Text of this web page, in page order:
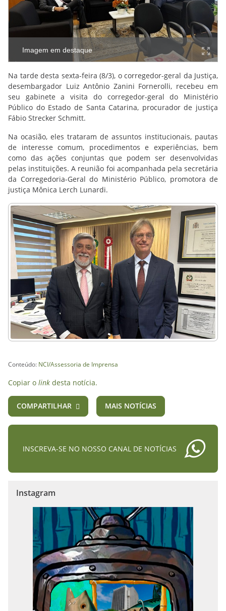
Imagem em destaque
Na tarde desta sexta-feira (8/3), o corregedor-geral da Justiça,
desembargador Luiz Antônio Zanini Fornerolli, recebeu em
seu gabinete a visita do corregedor-geral do Ministério
Público do Estado de Santa Catarina, procurador de justiça
Fábio Strecker Schmitt.
Na ocasião, eles trataram de assuntos institucionais, pautas
de interesse comum, procedimentos e experiências, bem
como das ações conjuntas que podem ser desenvolvidas
pelas instituições. A reunião foi acompanhada pela secretária
da Corregedoria-Geral do Ministério Público, promotora de
justiça Mônica Lerch Lunardi.
Conteúdo: NCI/Assessoria de Imprensa
Copiar o link desta notícia.
COMPARTILHAR MAIS NOTÍCIAS
INSCREVA-SE NO NOSSO CANAL DE NOTÍCIAS
Instagram